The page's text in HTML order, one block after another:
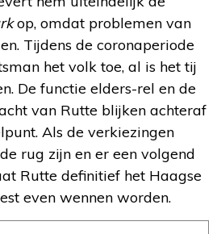
op, omdat problemen van
Tijdens de coronaperiode
het volk toe, al is het tij
De functie elders-rel en de
van Rutte blijken achteraf
Als de verkiezingen
rug zijn en er een volgend
Rutte definitief het Haagse
even wennen worden.